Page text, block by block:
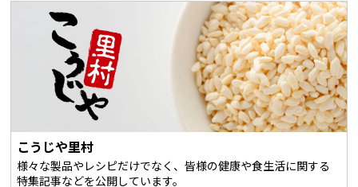
こうじや里村
様々な製品やレシピだけでなく、皆様の健康や食生活に関する
特集記事などを公開しています。